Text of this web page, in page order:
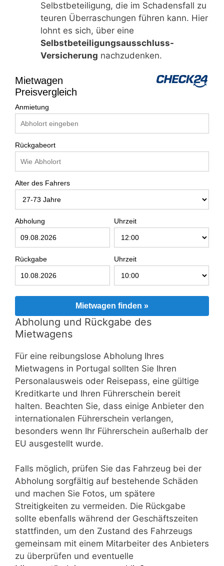
Selbstbeteiligung, die im Schadensfall zu
teuren Überraschungen führen kann. Hier
lohnt es sich, über eine
Selbstbeteiligungsausschluss-
Versicherung nachzudenken.
Mietwagen
Preisvergleich
Anmietung
Rückgabeort
Alter des Fahrers
Abholung Uhrzeit
Rückgabe Uhrzeit
Mietwagen finden »
Abholung und Rückgabe des
Mietwagens
Für eine reibungslose Abholung Ihres
Mietwagens in Portugal sollten Sie Ihren
Personalausweis oder Reisepass, eine gültige
Kreditkarte und Ihren Führerschein bereit
halten. Beachten Sie, dass einige Anbieter den
internationalen Führerschein verlangen,
besonders wenn Ihr Führerschein außerhalb der
EU ausgestellt wurde.
Falls möglich, prüfen Sie das Fahrzeug bei der
Abholung sorgfältig auf bestehende Schäden
und machen Sie Fotos, um spätere
Streitigkeiten zu vermeiden. Die Rückgabe
sollte ebenfalls während der Geschäftszeiten
stattfinden, um den Zustand des Fahrzeugs
gemeinsam mit einem Mitarbeiter des Anbieters
zu überprüfen und eventuelle